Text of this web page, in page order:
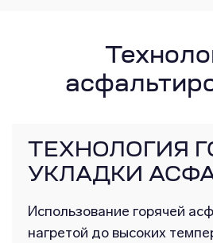
ТЕХНОЛОГИЯ
УКЛАДКИ
Использование горячей
нагретой до высоких